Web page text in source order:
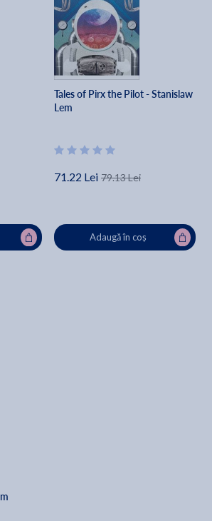
Tales of Pirx the Pilot - Stanislaw
Lem
71.22 Lei 79.13 Lei
Adaugă în coș